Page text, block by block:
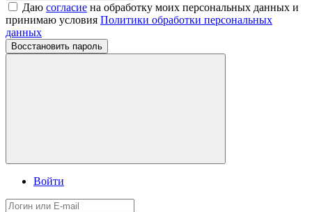
Даю согласие на обработку моих персональных данных и
принимаю условия Политики обработки персональных
данных
Восстановить пароль
Войти